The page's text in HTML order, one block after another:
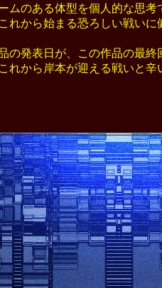
ムのある体型を個人的な思考
れから始まる恐ろしい戦いに
の発表日が、この作品の最終
れから岸本が迎える戦いと辛